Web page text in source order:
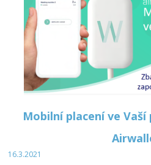
Mobilní placení ve
16.3.2021